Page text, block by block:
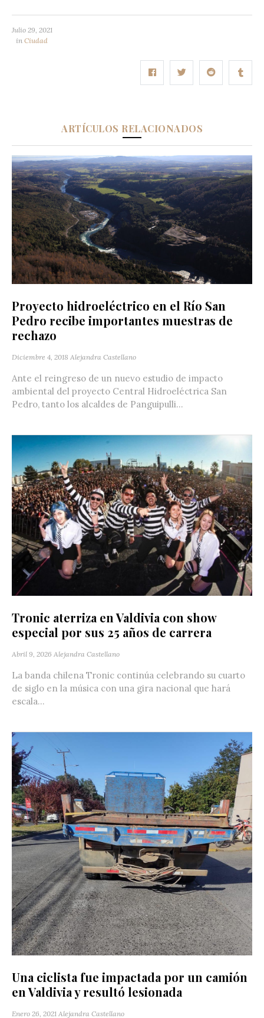
Julio 29, 2021
in Ciudad
ARTÍCULOS RELACIONADOS
Proyecto hidroeléctrico en el Río San
Pedro recibe importantes muestras de
rechazo
Diciembre 4, 2018 Alejandra Castellano
Ante el reingreso de un nuevo estudio de impacto
ambiental del proyecto Central Hidroeléctrica San
Pedro, tanto los alcaldes de Panguipulli...
Tronic aterriza en Valdivia con show
especial por sus 25 años de carrera
Abril 9, 2026 Alejandra Castellano
La banda chilena Tronic continúa celebrando su cuarto
de siglo en la música con una gira nacional que hará
escala...
Una ciclista fue impactada por un camión
en Valdivia y resultó lesionada
Enero 26, 2021 Alejandra Castellano